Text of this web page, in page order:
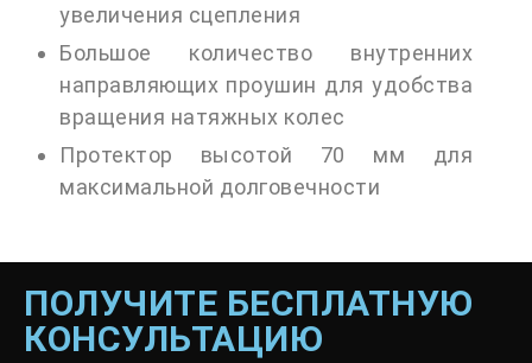
увеличения сцепления
Большое количество внутренних
направляющих проушин для удобства
вращения натяжных колес
Протектор высотой 70 мм для
максимальной долговечности
ПОЛУЧИТЕ БЕСПЛАТНУЮ
КОНСУЛЬТАЦИЮ